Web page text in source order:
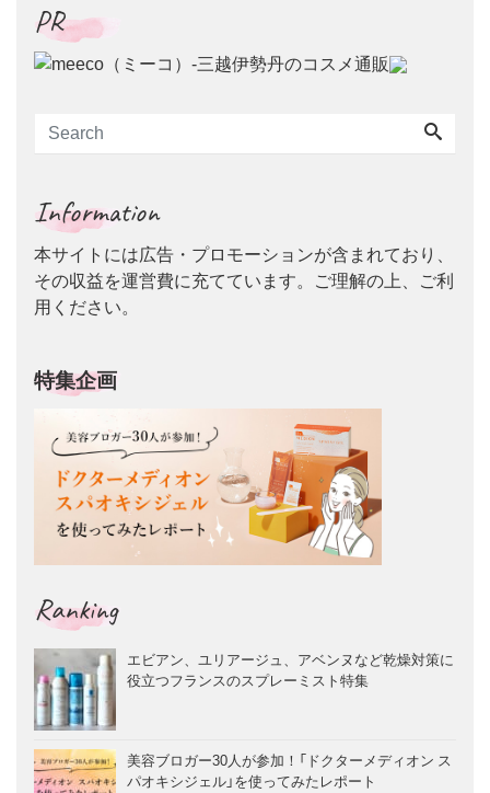
PR
Information
本サイトには広告・プロモーションが含まれており、
その収益を運営費に充てています。ご理解の上、ご利
用ください。
特集企画
Ranking
エビアン、ユリアージュ、アベンヌなど乾燥対策に
役立つフランスのスプレーミスト特集
美容ブロガー30人が参加！「ドクターメディオン ス
パオキシジェル」を使ってみたレポート